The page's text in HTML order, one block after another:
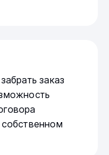
заказ
собственном